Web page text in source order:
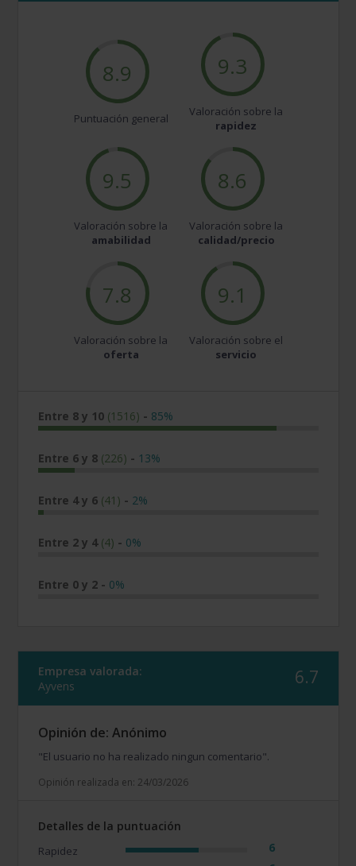
8.9
Puntuación general
9.3
Valoración sobre la
rapidez
9.5
Valoración sobre la
amabilidad
8.6
Valoración sobre la
calidad/precio
7.8
Valoración sobre la
oferta
9.1
Valoración sobre el
servicio
Entre 8 y 10 (1516) - 85%
Entre 6 y 8 (226) - 13%
Entre 4 y 6 (41) - 2%
Entre 2 y 4 (4) - 0%
Entre 0 y 2 - 0%
Empresa valorada:
Ayvens
6.7
Opinión de: Anónimo
"El usuario no ha realizado ningun comentario".
Opinión realizada en: 24/03/2026
Detalles de la puntuación
Rapidez 6